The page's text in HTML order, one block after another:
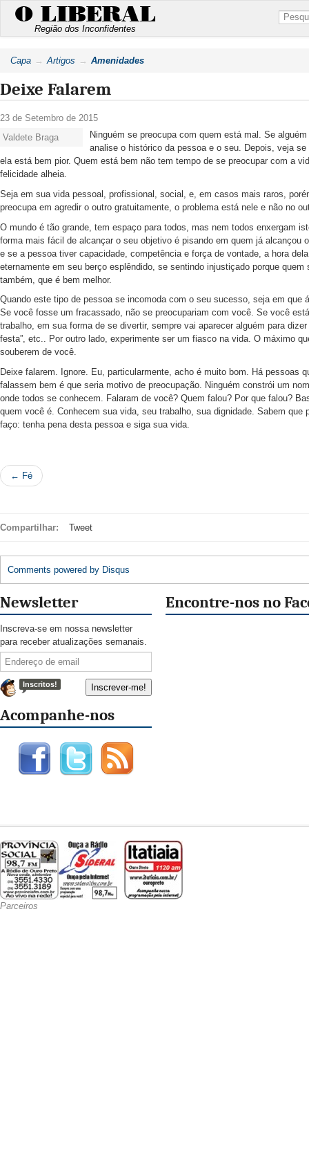
O LIBERAL
Região dos Inconfidentes
Capa Artigos Amenidades
Deixe Falarem
23 de Setembro de 2015
Valdete Braga
Ninguém se preocupa com quem está mal. Se
analise o histórico da pessoa e o seu. Depois, veja
ela está bem pior. Quem está bem não tem tempo de se preocupar com a
felicidade alheia.
Seja em sua vida pessoal, profissional, social, e, em casos mais raros,
preocupa em agredir o outro gratuitamente, o problema está nele e não no
O mundo é tão grande, tem espaço para todos, mas nem todos enxergam
forma mais fácil de alcançar o seu objetivo é pisando em quem já alcançou
e se a pessoa tiver capacidade, competência e força de vontade, a hora
eternamente em seu berço esplêndido, se sentindo injustiçado porque
também, que é bem melhor.
Quando este tipo de pessoa se incomoda com o seu sucesso, seja em que
Se você fosse um fracassado, não se preocupariam com você. Se você
trabalho, em sua forma de se divertir, sempre vai aparecer alguém para
festa”, etc.. Por outro lado, experimente ser um fiasco na vida. O máximo
souberem de você.
Deixe falarem. Ignore. Eu, particularmente, acho é muito bom. Há pessoas
falassem bem é que seria motivo de preocupação. Ninguém constrói um
onde todos se conhecem. Falaram de você? Quem falou? Por que falou?
quem você é. Conhecem sua vida, seu trabalho, sua dignidade. Sabem
faço: tenha pena desta pessoa e siga sua vida.
← Fé
Compartilhar: Tweet
Comments powered by Disqus
Newsletter
Inscreva-se em nossa newsletter
para receber atualizações semanais.
Inscritos!
Acompanhe-nos
Encontre-nos no
Parceiros